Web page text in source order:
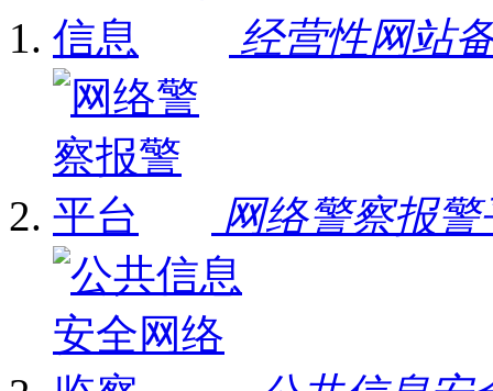
经营性网站
网络警察报警